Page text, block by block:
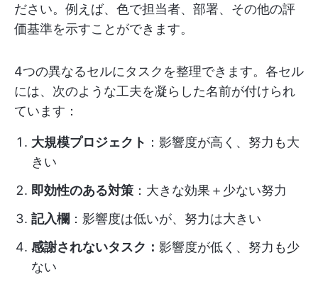
ださい。例えば、色で担当者、部署、その他の評
価基準を示すことができます。
4つの異なるセルにタスクを整理できます。各セル
には、次のような工夫を凝らした名前が付けられ
ています：
大規模プロジェクト ：影響度が高く、努力も大
きい
即効性のある対策 ：大きな効果＋少ない努力
記入欄 ：影響度は低いが、努力は大きい
感謝されないタスク： 影響度が低く、努力も少
ない